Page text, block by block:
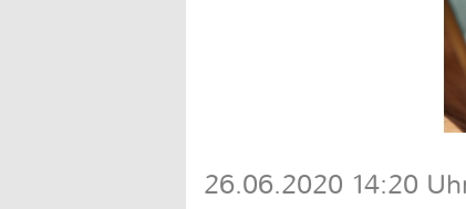
26.06.2020 14:20